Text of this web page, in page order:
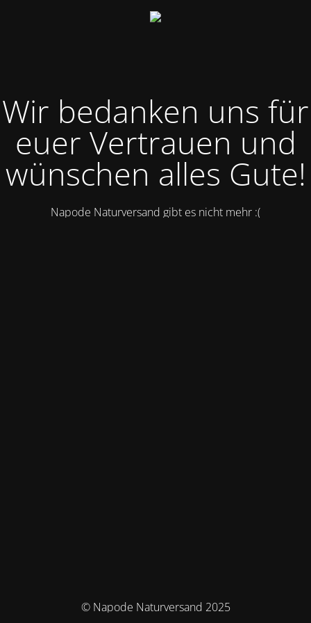
Wir bedanken uns für
euer Vertrauen und
wünschen alles Gute!
Napode Naturversand gibt es nicht mehr :(
© Napode Naturversand 2025